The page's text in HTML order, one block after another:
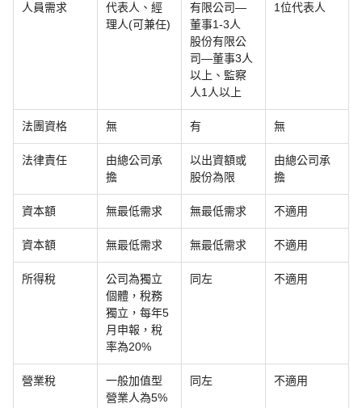
人員需求
代表人、經
理人(可兼任)
有限公司—
董事1-3人
股份有限公
司—董事3人
以上、監察
人1人以上
1位代表人
法團資格 無 有 無
法律責任
由總公司承
擔
以出資額或
股份為限
由總公司承
擔
資本額 無最低需求 無最低需求 不適用
資本額 無最低需求 無最低需求 不適用
所得稅
公司為獨立
個體，稅務
獨立，每年5
月申報，稅
率為20%
同左 不適用
營業稅
一般加值型
營業人為5%
同左 不適用